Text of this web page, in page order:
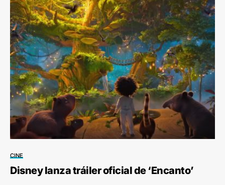
CINE
Disney lanza tráiler oficial de ‘Encanto’